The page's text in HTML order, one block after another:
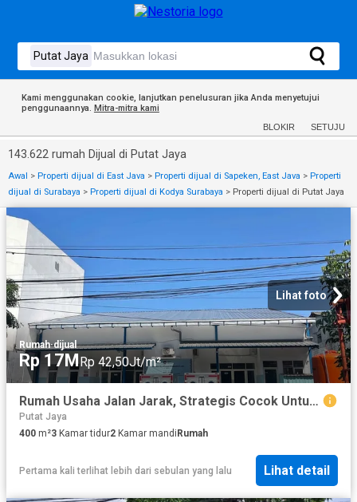
Kami menggunakan cookie, lanjutkan penelusuran jika Anda menyetujui
penggunaannya. Mitra-mitra kami
BLOKIR SETUJU
143.622 rumah Dijual di Putat Jaya
Awal > Properti dijual di East Java > Properti dijual di Sapeken, East Java > Properti
dijual di Surabaya > Properti dijual di Kodya Surabaya > Properti dijual di Putat Jaya
Lihat foto
Rumah·dijual
Rp 17MRp 42,50Jt/m²
Rumah Usaha Jalan Jarak, Strategis Cocok Untuk Segala Usaha
Putat Jaya
400 m²3 Kamar tidur2 Kamar mandiRumah
Pertama kali terlihat lebih dari sebulan yang lalu Lihat detail